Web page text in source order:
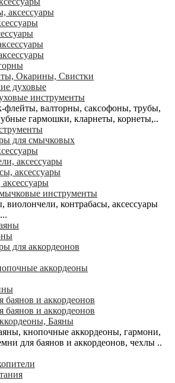
аксессуары
Окарины, Свистки
духовые
инструменты
флейты, валторны, саксофоны, трубы,
гармошки, кларнеты, корнеты,..
для смычковых
аксессуары
аксессуары
инструменты
виолончели, контрабасы, аксессуары
для аккордеонов
аккордеоны
баянов и аккордеонов
баянов и аккордеонов
Баяны
кнопочные аккордеоны, гармони,
для баянов и аккордеонов, чехлы ..